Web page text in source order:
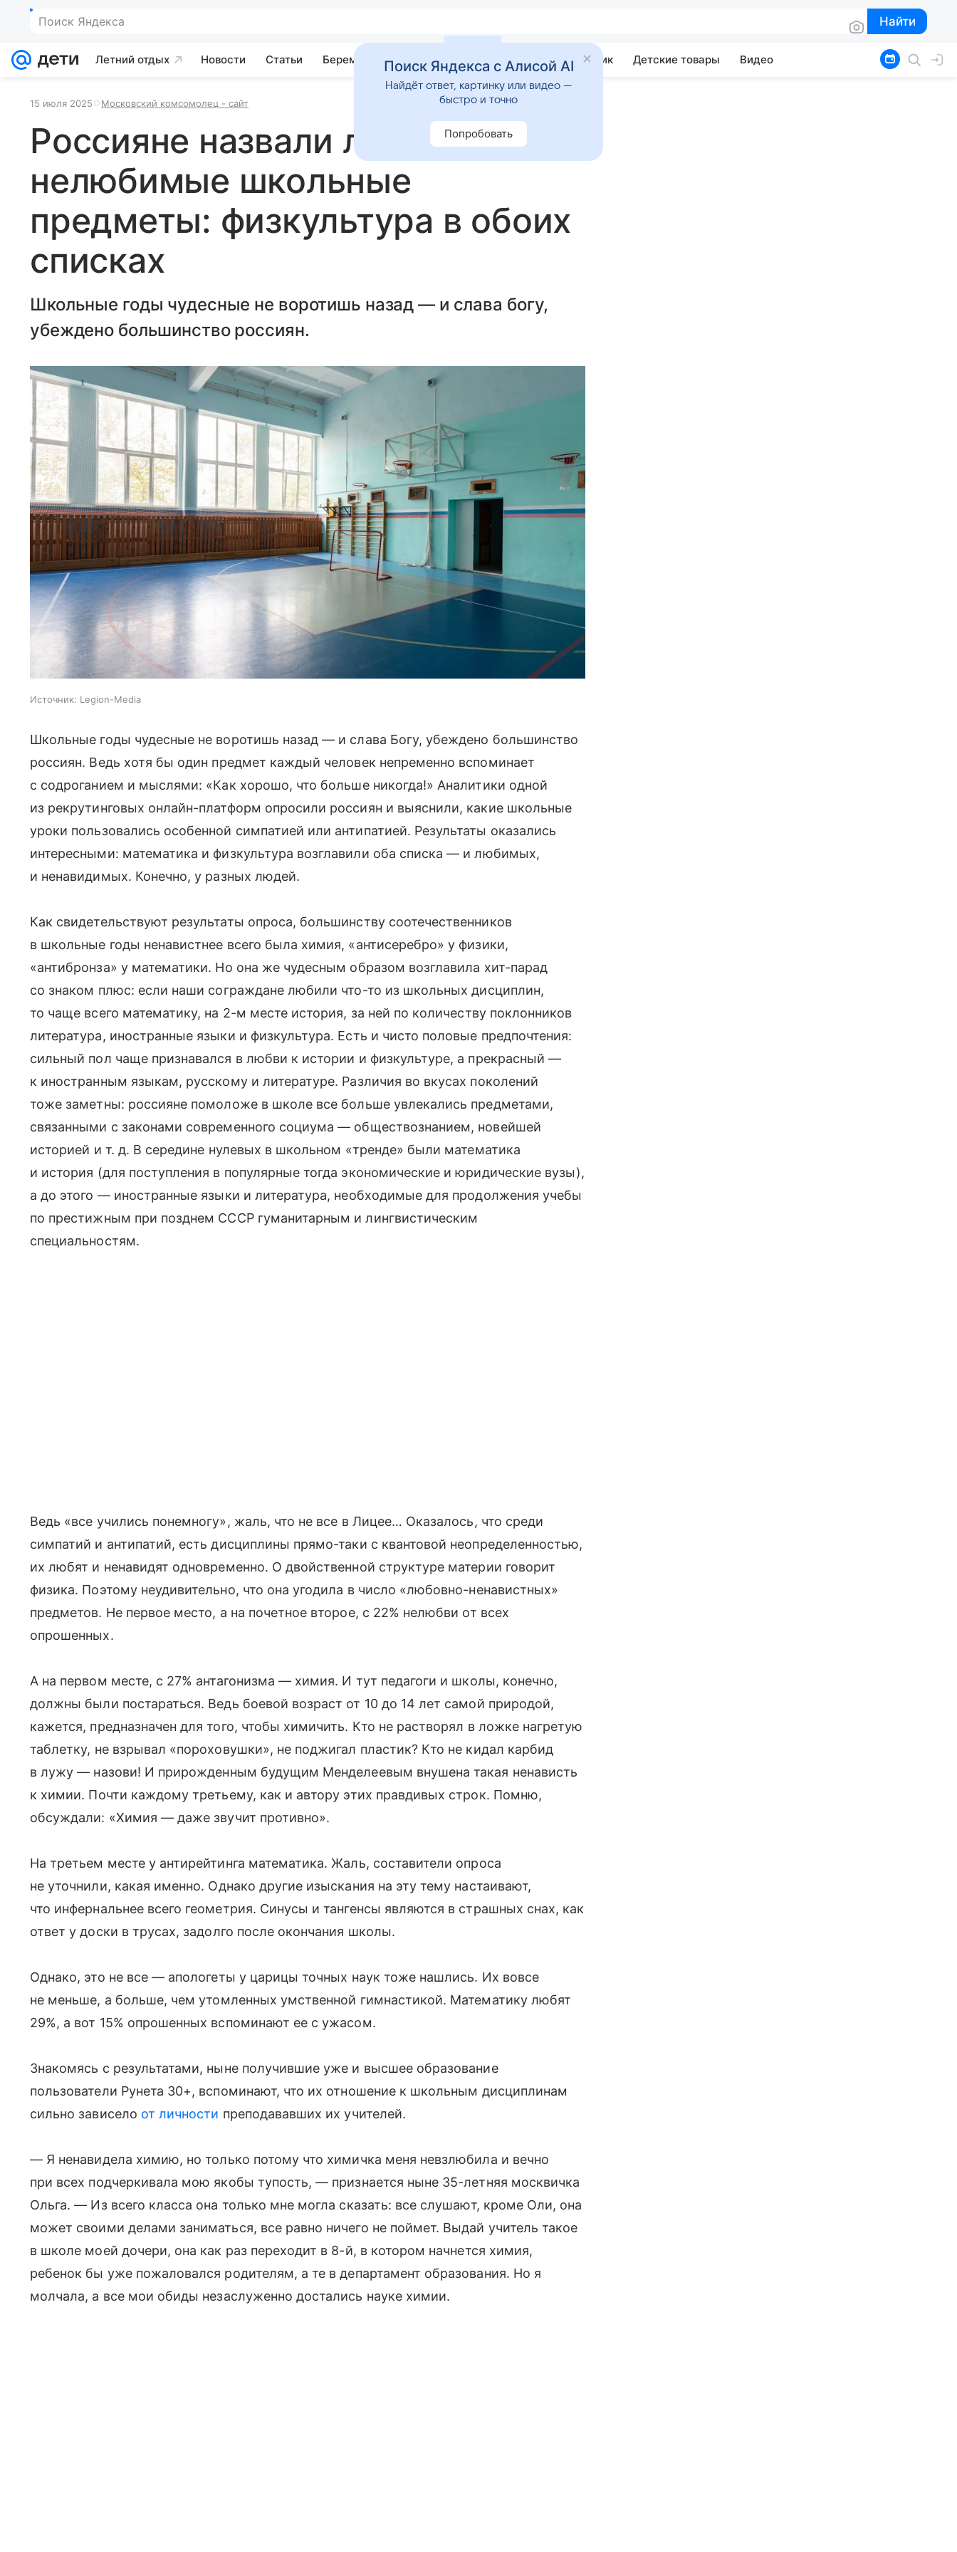
Поиск Яндекса Найти
Найти
Летний отдых Новости Статьи Беременность Развитие Почемучка Учебник Детские товары Видео
15 июля 2025 Московский комсомолец - сайт
Россияне назвали любимые и
нелюбимые школьные
предметы: физкультура в обоих
списках
Школьные годы чудесные не воротишь назад — и слава богу,
убеждено большинство россиян.
Источник: Legion-Media
Школьные годы чудесные не воротишь назад — и слава Богу, убеждено большинство
россиян. Ведь хотя бы один предмет каждый человек непременно вспоминает
с содроганием и мыслями: «Как хорошо, что больше никогда!» Аналитики одной
из рекрутинговых онлайн-платформ опросили россиян и выяснили, какие школьные
уроки пользовались особенной симпатией или антипатией. Результаты оказались
интересными: математика и физкультура возглавили оба списка — и любимых,
и ненавидимых. Конечно, у разных людей.
Как свидетельствуют результаты опроса, большинству соотечественников
в школьные годы ненавистнее всего была химия, «антисеребро» у физики,
«антибронза» у математики. Но она же чудесным образом возглавила хит-парад
со знаком плюс: если наши сограждане любили что-то из школьных дисциплин,
то чаще всего математику, на 2-м месте история, за ней по количеству поклонников
литература, иностранные языки и физкультура. Есть и чисто половые предпочтения:
сильный пол чаще признавался в любви к истории и физкультуре, а прекрасный —
к иностранным языкам, русскому и литературе. Различия во вкусах поколений
тоже заметны: россияне помоложе в школе все больше увлекались предметами,
связанными с законами современного социума — обществознанием, новейшей
историей и т. д. В середине нулевых в школьном «тренде» были математика
и история (для поступления в популярные тогда экономические и юридические вузы),
а до этого — иностранные языки и литература, необходимые для продолжения учебы
по престижным при позднем СССР гуманитарным и лингвистическим
специальностям.
Ведь «все учились понемногу», жаль, что не все в Лицее… Оказалось, что среди
симпатий и антипатий, есть дисциплины прямо-таки с квантовой неопределенностью,
их любят и ненавидят одновременно. О двойственной структуре материи говорит
физика. Поэтому неудивительно, что она угодила в число «любовно-ненавистных»
предметов. Не первое место, а на почетное второе, с 22% нелюбви от всех
опрошенных.
А на первом месте, с 27% антагонизма — химия. И тут педагоги и школы, конечно,
должны были постараться. Ведь боевой возраст от 10 до 14 лет самой природой,
кажется, предназначен для того, чтобы химичить. Кто не растворял в ложке нагретую
таблетку, не взрывал «пороховушки», не поджигал пластик? Кто не кидал карбид
в лужу — назови! И прирожденным будущим Менделеевым внушена такая ненависть
к химии. Почти каждому третьему, как и автору этих правдивых строк. Помню,
обсуждали: «Химия — даже звучит противно».
На третьем месте у антирейтинга математика. Жаль, составители опроса
не уточнили, какая именно. Однако другие изыскания на эту тему настаивают,
что инфернальнее всего геометрия. Синусы и тангенсы являются в страшных снах, как
ответ у доски в трусах, задолго после окончания школы.
Однако, это не все — апологеты у царицы точных наук тоже нашлись. Их вовсе
не меньше, а больше, чем утомленных умственной гимнастикой. Математику любят
29%, а вот 15% опрошенных вспоминают ее с ужасом.
Знакомясь с результатами, ныне получившие уже и высшее образование
пользователи Рунета 30+, вспоминают, что их отношение к школьным дисциплинам
сильно зависело от личности преподававших их учителей.
— Я ненавидела химию, но только потому что химичка меня невзлюбила и вечно
при всех подчеркивала мою якобы тупость, — признается ныне 35-летняя москвичка
Ольга. — Из всего класса она только мне могла сказать: все слушают, кроме Оли, она
может своими делами заниматься, все равно ничего не поймет. Выдай учитель такое
в школе моей дочери, она как раз переходит в 8-й, в котором начнется химия,
ребенок бы уже пожаловался родителям, а те в департамент образования. Но я
молчала, а все мои обиды незаслуженно достались науке химии.
Поиск Яндекса с Алисой AI
Найдёт ответ, картинку или видео —
быстро и точно
Попробовать